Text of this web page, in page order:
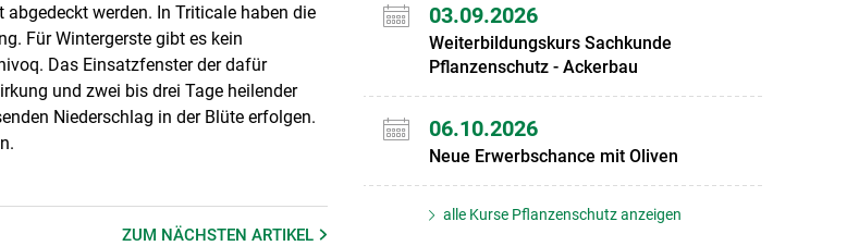
werden. In Triticale haben die
Für Wintergerste gibt es kein
Das Einsatzfenster der dafür
und zwei bis drei Tage heilender
Niederschlag in der Blüte erfolgen.
ZUM NÄCHSTENARTIKEL
03.09.2026
Weiterbildungskurs Sachkunde
Pflanzenschutz - Ackerbau
06.10.2026
Neue Erwerbschance mit Oliven
alle Kurse Pflanzenschutz anzeigen